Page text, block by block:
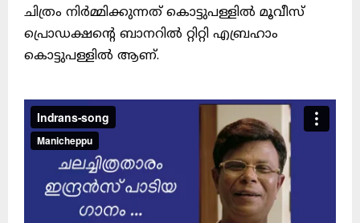
ചിത്രം നിർമ്മിക്കുന്നത് കൊട്ടുപള്ളിൽ മൂവീസ്
പ്രൊഡക്ഷന്റെ ബാനറിൽ റ്റിറ്റി എബ്രഹാം
കൊട്ടുപള്ളിൽ ആണ്.